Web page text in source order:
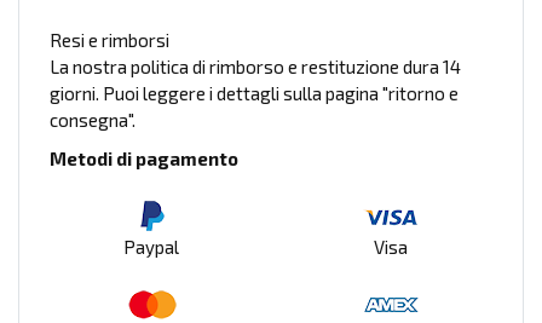
Resi e rimborsi
La nostra politica di rimborso e restituzione dura 14
giorni. Puoi leggere i dettagli sulla pagina "ritorno e
consegna".
Metodi di pagamento
Paypal Visa